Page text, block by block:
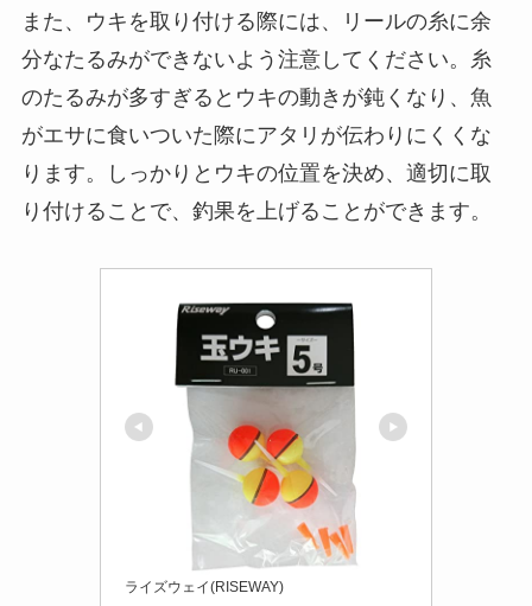
ウキの位置は、狙う魚種や水深、潮の流れなどの
環境によっても異なります。たとえば、浅場で魚
を狙う場合はウキをやや上の位置に、深いポイン
トや遠投が必要な場合はウキ止めゴムを活用して
ウキをリールの糸に固定し、ウキの位置を調整し
ます。ウキが仕掛けを支えながら釣り人にアタリ
また、ウキを取り付ける際には、リールの糸に余
分なたるみができないよう注意してください。糸
のたるみが多すぎるとウキの動きが鈍くなり、魚
がエサに食いついた際にアタリが伝わりにくくな
ります。しっかりとウキの位置を決め、適切に取
り付けることで、釣果を上げることができます。